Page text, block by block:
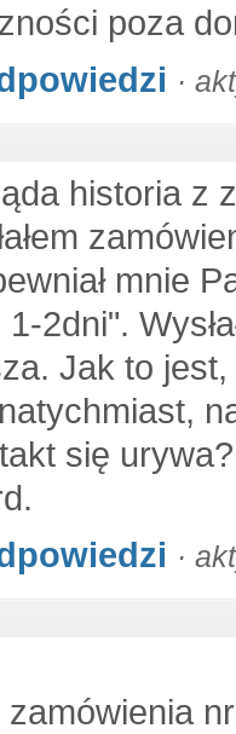
poza
·
historia z
mnie
2dni".
Jak to
się
·